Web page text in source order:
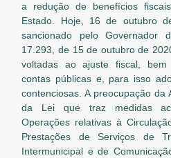
a redução de benefícios
Estado. Hoje, 16 de outubro
sancionado pelo
17.293, de 15 de outubro de
voltadas ao ajuste fiscal,
contas públicas e, para isso
contenciosas. A preocupação da
da Lei que traz medidas
Operações relativas à
Prestações de Serviços de
Intermunicipal e de